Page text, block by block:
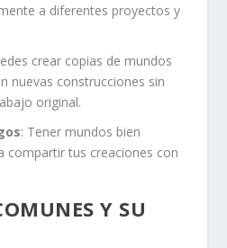
a diferentes proyectos y
crear copias de mundos
nuevas construcciones sin
original.
: Tener mundos bien
compartir tus creaciones con
Y SU